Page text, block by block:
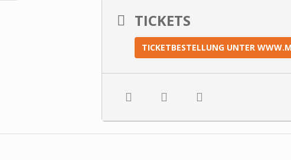
TICKETS
TICKETBESTELLUNG UNTER